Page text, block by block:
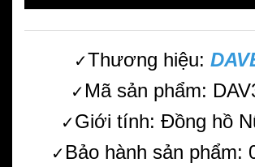
✓Thương hiệu:
✓ Mã sản phẩm:
✓Giới tính: Đồng hồ
✓ Bảo hành sản phẩm: